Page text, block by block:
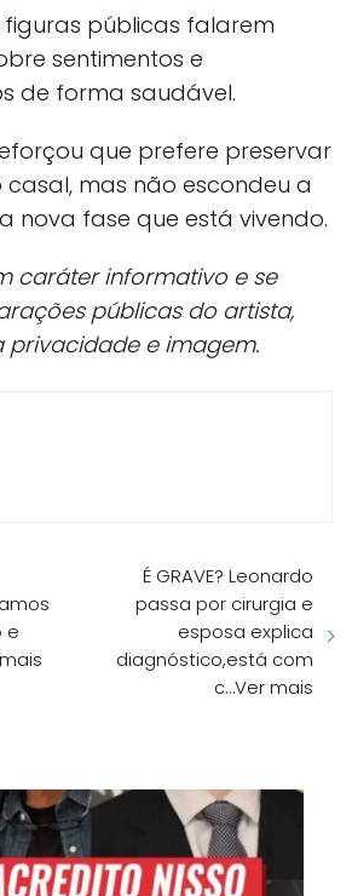
públicas falarem
sentimentos e
de forma saudável.
que prefere preservar
mas não escondeu a
nova fase que está vivendo.
caráter informativo e se
públicas do artista,
privacidade e imagem.
e
É GRAVE? Leonardo
passa por cirurgia e
esposa explica
diagnóstico,está com
c…Ver mais